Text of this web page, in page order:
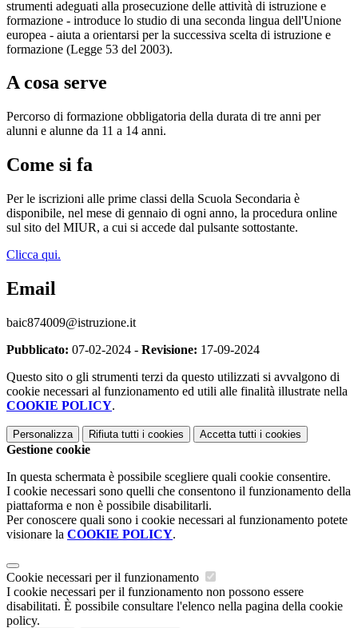
strumenti adeguati alla prosecuzione delle attività di istruzione e
formazione - introduce lo studio di una seconda lingua dell'Unione
europea - aiuta a orientarsi per la successiva scelta di istruzione e
formazione (Legge 53 del 2003).
A cosa serve
Percorso di formazione obbligatoria della durata di tre anni per
alunni e alunne da 11 a 14 anni.
Come si fa
Per le iscrizioni alle prime classi della Scuola Secondaria è
disponibile, nel mese di gennaio di ogni anno, la procedura online
sul sito del MIUR, a cui si accede dal pulsante sottostante.
Clicca qui.
Email
baic874009@istruzione.it
Pubblicato: 07-02-2024 - Revisione: 17-09-2024
Questo sito o gli strumenti terzi da questo utilizzati si avvalgono di
cookie necessari al funzionamento ed utili alle finalità illustrate nella
COOKIE POLICY.
Personalizza Rifiuta tutti i cookies Accetta tutti i cookies
Gestione cookie
In questa schermata è possibile scegliere quali cookie consentire.
I cookie necessari sono quelli che consentono il funzionamento della
piattaforma e non è possibile disabilitarli.
Per conoscere quali sono i cookie necessari al funzionamento potete
visionare la COOKIE POLICY.
Cookie necessari per il funzionamento
I cookie necessari per il funzionamento non possono essere
disabilitati. È possibile consultare l'elenco nella pagina della cookie
policy.